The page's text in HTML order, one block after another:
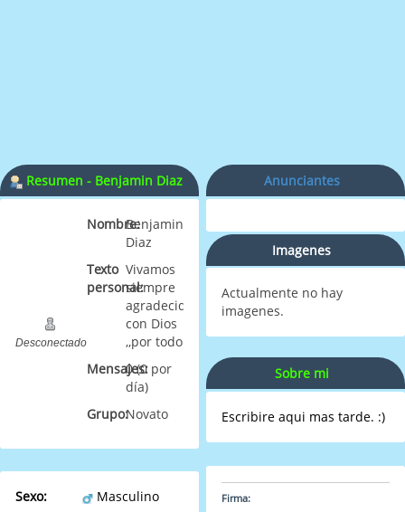
Resumen - Benjamin Diaz
Desconectado
Nombre:Benjamin
Diaz
Texto
personal:
Vivamos
siempre
agradecidos
con Dios
,,por todo
Mensajes:0 (0 por
día)
Grupo:Novato
Sexo:
Masculino
Anunciantes
Imagenes
Actualmente no hay
imagenes.
Sobre mi
Escribire aqui mas tarde. :)
Firma: